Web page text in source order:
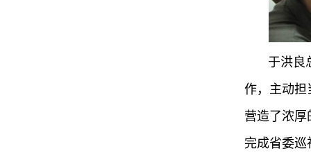
于洪良
作，主动担
营造了浓
完成省委